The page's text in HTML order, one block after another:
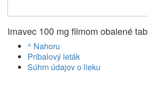
Imavec 100 mg filmom obalené
^ Nahoru
Príbalový leták
Súhrn údajov o lieku